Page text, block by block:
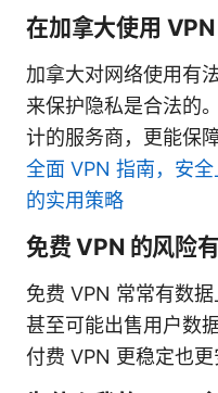
在加拿大使用 VPN
加拿大对网络使用有
来保护隐私是合法的
计的服务商，更能保
全面 VPN 指南，安
的实用策略
免费 VPN 的风险有
免费 VPN 常常有数据
甚至可能出售用户数
付费 VPN 更稳定也更